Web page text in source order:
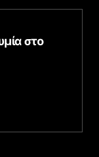
στο